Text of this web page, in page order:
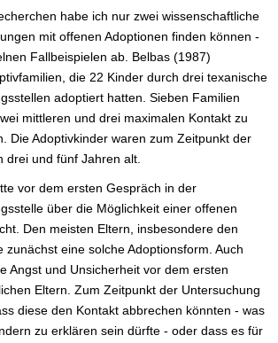
habe ich nur zwei wissenschaftliche
mit offenen Adoptionen finden können -
Fallbeispielen ab. Belbas (1987)
die 22 Kinder durch drei texanische
adoptiert hatten. Sieben Familien
mittleren und drei maximalen Kontakt zu
Die Adoptivkinder waren zum Zeitpunkt der
drei und fünf Jahren alt.
vor dem ersten Gespräch in der
über die Möglichkeit einer offenen
Den meisten Eltern, insbesondere den
zunächst eine solche Adoptionsform. Auch
Angst und Unsicherheit vor dem ersten
Eltern. Zum Zeitpunkt der Untersuchung
diese den Kontakt abbrechen könnten - was
zu erklären sein dürfte - oder dass es für